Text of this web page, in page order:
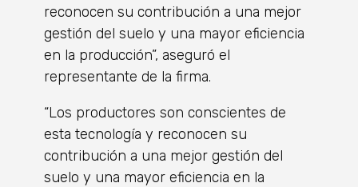
reconocen su contribución a una mejor
gestión del suelo y una mayor eficiencia
en la producción”, aseguró el
representante de la firma.
“Los productores son conscientes de
esta tecnología y reconocen su
contribución a una mejor gestión del
suelo y una mayor eficiencia en la